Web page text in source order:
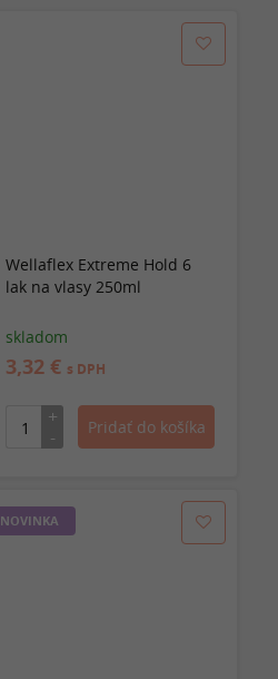
Wellaflex Extreme Hold 6
lak na vlasy 250ml
skladom
3,32 € s DPH
NOVINKA